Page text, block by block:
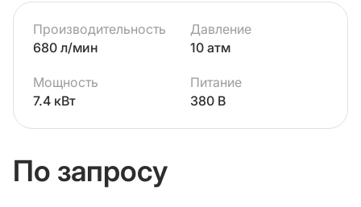
Производительность
680 л/мин
Давление
10 атм
Мощность
7.4 кВт
Питание
380 В
По запросу